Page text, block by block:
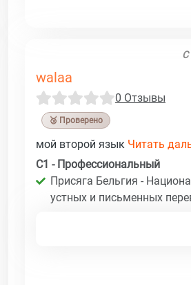
С
walaa
0 Отзывы
🥉 Проверено
мой второй язык Читать
C1 - Профессиональный
Присяга Бельгия -
устных и письменных